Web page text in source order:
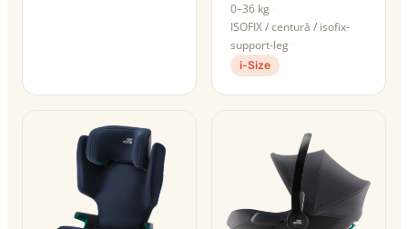
0–36 kg
ISOFIX / centură / isofix-
support-leg
i-Size